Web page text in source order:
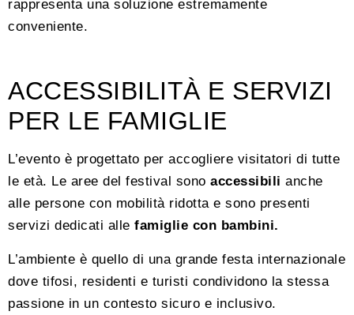
rappresenta una soluzione estremamente
conveniente.
ACCESSIBILITÀ E SERVIZI
PER LE FAMIGLIE
L’evento è progettato per accogliere visitatori di tutte
le età. Le aree del festival sono accessibili anche
alle persone con mobilità ridotta e sono presenti
servizi dedicati alle famiglie con bambini.
L’ambiente è quello di una grande festa internazionale
dove tifosi, residenti e turisti condividono la stessa
passione in un contesto sicuro e inclusivo.